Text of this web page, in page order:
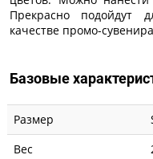
Прекрасно подойдут
качестве промо-
Базовые
Размер
Вес